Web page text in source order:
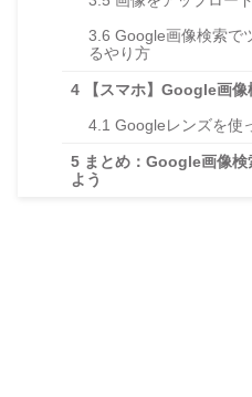
3.6 Google画像検索で
るやり方
4 【スマホ】Google画像
4.1 Googleレンズを使
5 まとめ：Google画像
よう